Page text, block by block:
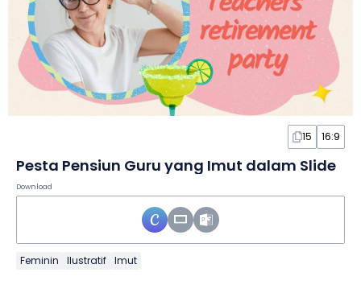
15 16:9
Pesta Pensiun Guru yang Imut dalam Slide
Download
Feminin Ilustratif Imut